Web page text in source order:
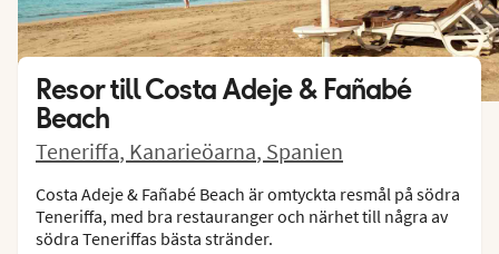
Resor tillCosta Adeje & Fañabé
Beach
Teneriffa, Kanarieöarna, Spanien
Costa Adeje & Fañabé Beach är omtyckta resmål på södra
Teneriffa, med bra restauranger och närhet till några av
södra Teneriffas bästa stränder.